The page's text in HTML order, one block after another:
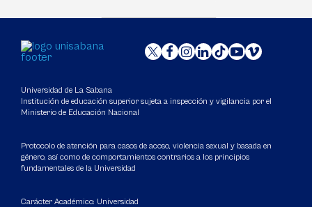
Universidad de La Sabana
Institución de educación superior sujeta a inspección y vigilancia por el
Ministerio de Educación Nacional
Protocolo de atención para casos de acoso, violencia sexual y basada en
género, así como de comportamientos contrarios a los principios
fundamentales de la Universidad
Carácter Académico: Universidad